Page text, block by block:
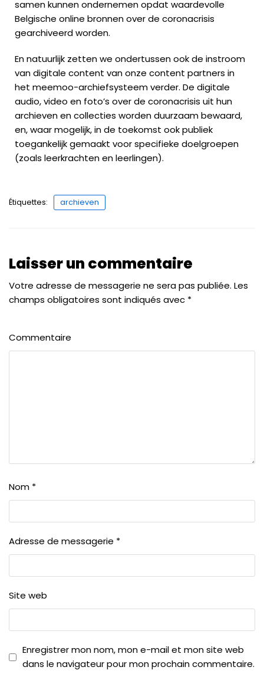
samen kunnen ondernemen opdat waardevolle
Belgische online bronnen over de coronacrisis
gearchiveerd worden.
En natuurlijk zetten we ondertussen ook de instroom
van digitale content van onze content partners in
het meemoo-archiefsysteem verder. De digitale
audio, video en foto’s over de coronacrisis uit hun
archieven en collecties worden duurzaam bewaard,
en, waar mogelijk, in de toekomst ook publiek
toegankelijk gemaakt voor specifieke doelgroepen
(zoals leerkrachten en leerlingen).
Étiquettes: archieven
Laisser un commentaire
Votre adresse de messagerie ne sera pas publiée. Les
champs obligatoires sont indiqués avec *
Commentaire
Nom *
Adresse de messagerie *
Site web
Enregistrer mon nom, mon e-mail et mon site web
dans le navigateur pour mon prochain commentaire.